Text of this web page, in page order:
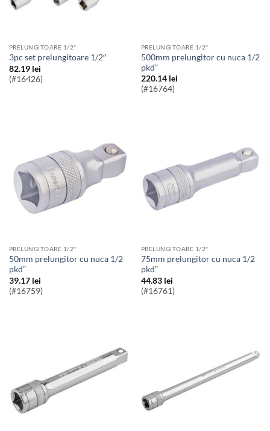
PRELUNGITOARE 1/2"
3pc set prelungitoare 1/2″
82.19 lei
(#16426)
PRELUNGITOARE 1/2"
500mm prelungitor cu nuca 1/2
pkd”
220.14 lei
(#16764)
PRELUNGITOARE 1/2"
50mm prelungitor cu nuca 1/2
pkd”
39.17 lei
(#16759)
PRELUNGITOARE 1/2"
75mm prelungitor cu nuca 1/2
pkd”
44.83 lei
(#16761)